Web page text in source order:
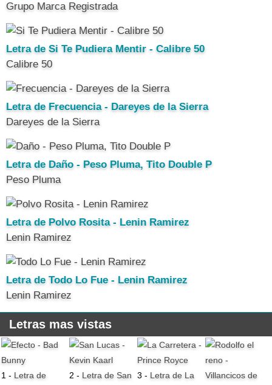
Grupo Marca Registrada
Letra de Si Te Pudiera Mentir - Calibre 50
Calibre 50
Letra de Frecuencia - Dareyes de la Sierra
Dareyes de la Sierra
Letra de Daño - Peso Pluma, Tito Double P
Peso Pluma
Letra de Polvo Rosita - Lenin Ramirez
Lenin Ramirez
Letra de Todo Lo Fue - Lenin Ramirez
Lenin Ramirez
Letras mas vistas
1 - Letra de
2 - Letra de San
3 - Letra de La